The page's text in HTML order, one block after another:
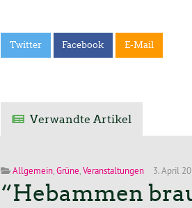
Twitter Facebook E-Mail
Verwandte Artikel
Allgemein Grüne Veranstaltungen 3. April
“Hebammen